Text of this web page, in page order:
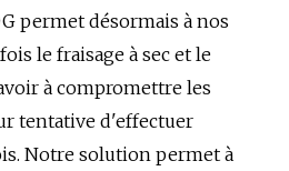
permet désormais à nos
le fraisage à sec et le
à compromettre les
tentative d'effectuer
Notre solution permet à